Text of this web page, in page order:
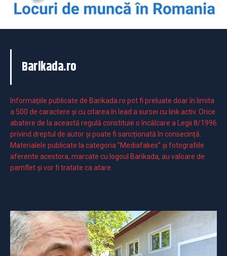
Barikada.ro
Informaţiile publicate de Barikada.ro pot fi preluate doar în limita
a 500 de caractere şi cu citarea în lead a sursei cu link activ. Orice
abatere de la această regulă constituie o încălcare a Legii 8/1996
privind dreptul de autor și poate fi sancționată în consecință.
Materialele publicate la categoria ”Mediafakes” și fotografiile
aferente acestora, marcate cu logoul Barikada, au valoare de
pamflet și vor fi tratate ca atare.